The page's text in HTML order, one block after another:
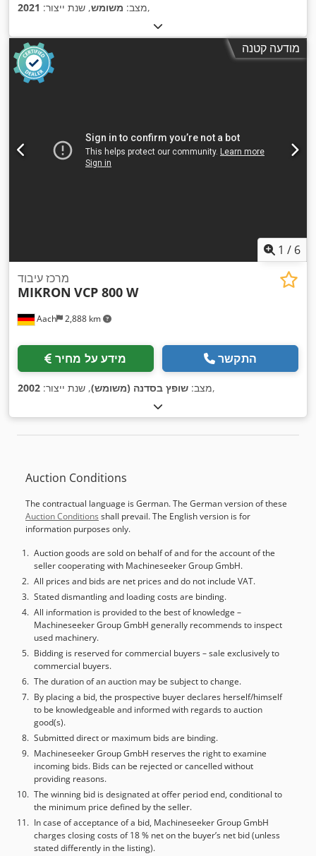
מצב: משומש, שנת ייצור: 2021 ,
מודעה קטנה
1 / 6
Aach 2,888 km
מרכז עיבוד
MIKRON VCP 800 W
מידע על מחיר התקשר
מצב: שופץ בסדנה (משומש), שנת ייצור: 2002 ,
Auction Conditions
The contractual language is German. The German version of these
Auction Conditions shall prevail. The English version is for
information purposes only.
Auction goods are sold on behalf of and for the account of the
seller cooperating with Machineseeker Group GmbH.
All prices and bids are net prices and do not include VAT.
Stated dismantling and loading costs are binding.
All information is provided to the best of knowledge –
Machineseeker Group GmbH generally recommends to inspect
used machinery.
Bidding is reserved for commercial buyers – sale exclusively to
commercial buyers.
The duration of an auction may be subject to change.
By placing a bid, the prospective buyer declares herself/himself
to be knowledgeable and informed with regards to auction
good(s).
Submitted direct or maximum bids are binding.
Machineseeker Group GmbH reserves the right to examine
incoming bids. Bids can be rejected or cancelled without
providing reasons.
The winning bid is designated at offer period end, conditional to
the minimum price defined by the seller.
In case of acceptance of a bid, Machineseeker Group GmbH
charges closing costs of 18 % net on the buyer’s net bid (unless
stated differently in the listing).